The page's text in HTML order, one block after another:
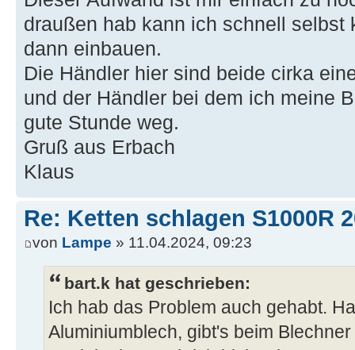
draußen hab kann ich schnell selbst
dann einbauen.
Die Händler hier sind beide cirka
und der Händler bei dem ich meine
gute Stunde weg.
Gruß aus Erbach
Klaus
Re: Ketten schlagen S1000R
von Lampe » 11.04.2024, 09:23
bart.k hat geschrieben:
Ich hab das Problem auch gehabt.
Aluminiumblech, gibt's beim